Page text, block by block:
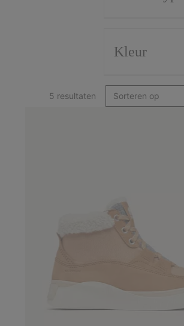
Kleur
5 resultaten Sorteren op